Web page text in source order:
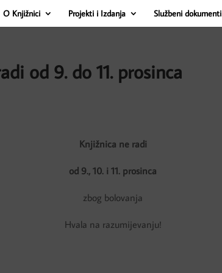
O Knjižnici Projekti i Izdanja Službeni dokumenti
od 9. do 11. prosinca
Knjižnica ne radi
od 9., 10. i 11. prosinca
zbog bolovanja
Hvala na razumijevanju!